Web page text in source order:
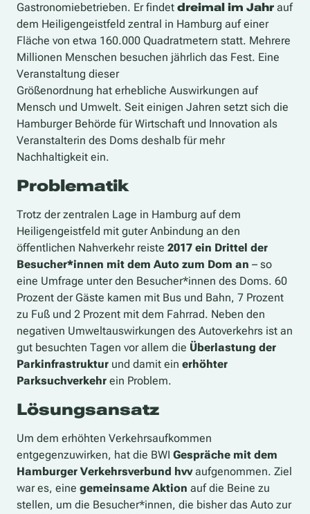
Gastronomiebetrieben. Er findet dreimal im Jahr auf
dem Heiligengeistfeld zentral in Hamburg auf einer
Fläche von etwa 160.000 Quadratmetern statt. Mehrere
Millionen Menschen besuchen jährlich das Fest. Eine
Veranstaltung dieser
Größenordnung hat erhebliche Auswirkungen auf
Mensch und Umwelt. Seit einigen Jahren setzt sich die
Hamburger Behörde für Wirtschaft und Innovation als
Veranstalterin des Doms deshalb für mehr
Nachhaltigkeit ein.
Problematik
Trotz der zentralen Lage in Hamburg auf dem
Heiligengeistfeld mit guter Anbindung an den
öffentlichen Nahverkehr reiste 2017 ein Drittel der
Besucher*innen mit dem Auto zum Dom an – so
eine Umfrage unter den Besucher*innen des Doms. 60
Prozent der Gäste kamen mit Bus und Bahn, 7 Prozent
zu Fuß und 2 Prozent mit dem Fahrrad. Neben den
negativen Umweltauswirkungen des Autoverkehrs ist an
gut besuchten Tagen vor allem die Überlastung der
Parkinfrastruktur und damit ein erhöhter
Parksuchverkehr ein Problem.
Lösungsansatz
Um dem erhöhten Verkehrsaufkommen
entgegenzuwirken, hat die BWI Gespräche mit dem
Hamburger Verkehrsverbund hvvaufgenommen. Ziel
war es, eine gemeinsame Aktion auf die Beine zu
stellen, um die Besucher*innen, die bisher das Auto zur